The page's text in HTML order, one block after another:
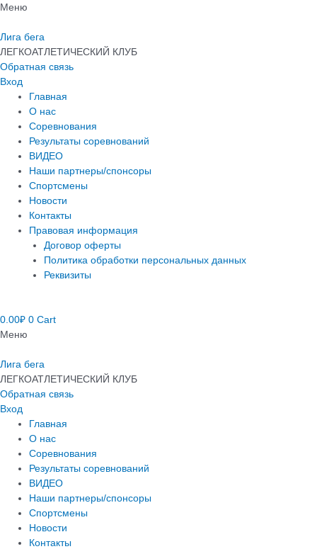
Перейти
содержимому
Меню
Лига бега
ЛЕГКОАТЛЕТИЧЕСКИЙ КЛУБ
Обратная связь
Вход
Главная
О нас
Соревнования
Результаты соревнований
ВИДЕО
Наши партнеры/спонсоры
Спортсмены
Новости
Контакты
Правовая информация
Договор оферты
Политика обработки персональных данных
Реквизиты
0.00₽ 0 Cart
Меню
Лига бега
ЛЕГКОАТЛЕТИЧЕСКИЙ КЛУБ
Обратная связь
Вход
Главная
О нас
Соревнования
Результаты соревнований
ВИДЕО
Наши партнеры/спонсоры
Спортсмены
Новости
Контакты